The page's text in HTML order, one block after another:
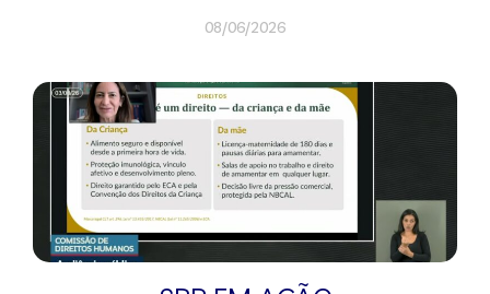
08/06/2026